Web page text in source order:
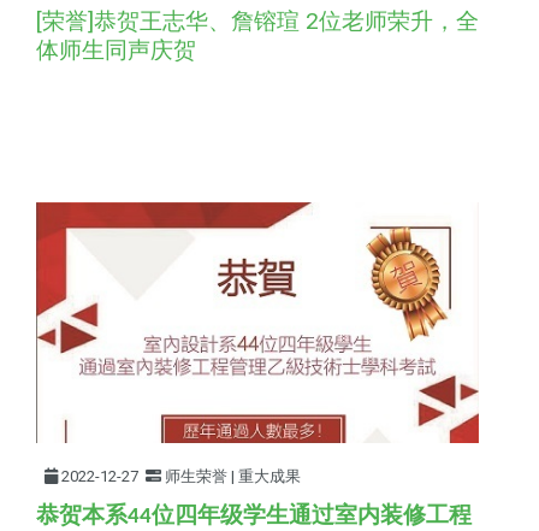
[荣誉]恭贺王志华、詹镕瑄 2位老师荣升，全
体师生同声庆贺
2022-12-27 师生荣誉 | 重大成果
恭贺本系44位四年级学生通过室内装修工程